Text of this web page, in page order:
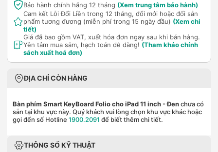
Bảo hành chính hãng 12 tháng (Xem trung tâm bảo hành)
Cam kết Lỗi Đổi Liền trong 12 tháng, đổi mới hoặc đổi sản
phẩm tương đương (miễn phí trong 15 ngày đầu) (Xem chi
tiết)
Giá đã bao gồm VAT, xuất hóa đơn ngay sau khi bán hàng.
Yên tâm mua sắm, hạch toán dễ dàng! (Tham khảo chính
sách xuất hoá đơn)
ĐỊA CHỈ CÒN HÀNG
Bàn phím Smart KeyBoard Folio cho iPad 11 inch - Đenchưa có
sẵn tại khu vực này. Quý khách vui lòng chọn khu vực khác hoặc
gọi đến số Hotline 1900.2091 để biết thêm chi tiết.
THÔNG SỐ KỸ THUẬT